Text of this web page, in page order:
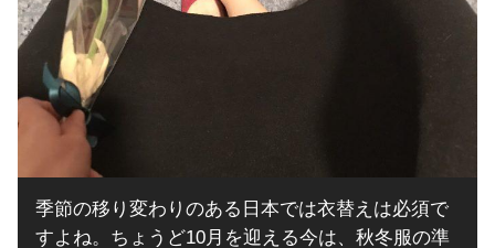
季節の移り変わりのある日本では衣替えは必須で
すよね。ちょうど10月を迎える今は、秋冬服の準